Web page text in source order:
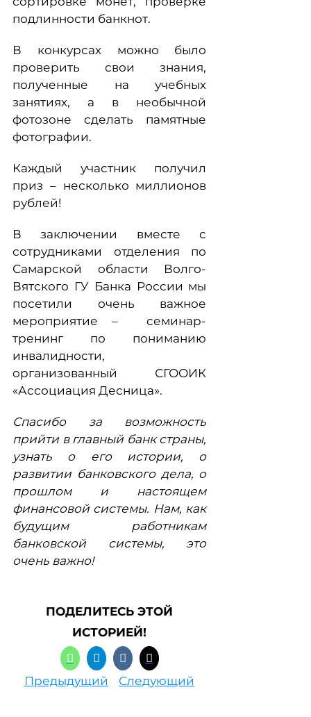
подлинности банкнот.
В конкурсах можно было
проверить свои знания,
полученные на учебных
занятиях, а в необычной
фотозоне сделать памятные
фотографии.
Каждый участник получил
приз – несколько миллионов
рублей!
В заключении вместе с
сотрудниками отделения по
Самарской области Волго-
Вятского ГУ Банка России мы
посетили очень важное
мероприятие – семинар-
тренинг по пониманию
инвалидности,
организованный СГООИК
«Ассоциация Десница».
Спасибо за возможность
прийти в главный банк страны,
узнать о его истории, о
развитии банковского дела, о
прошлом и настоящем
финансовой системы. Нам, как
будущим работникам
банковской системы, это
очень важно!
ПОДЕЛИТЕСЬ ЭТОЙ
ИСТОРИЕЙ!
Предыдущий Следующий